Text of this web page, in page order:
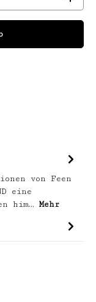
von Feen
eine
him… Mehr